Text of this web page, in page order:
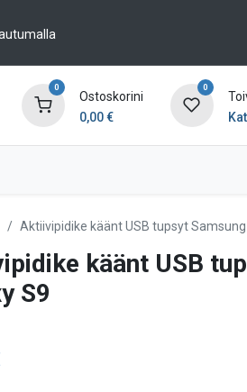
0
Ostoskorini
0,00€
0
Aktiivipidike käänt USB tupsyt Samsung
käänt USB
S9